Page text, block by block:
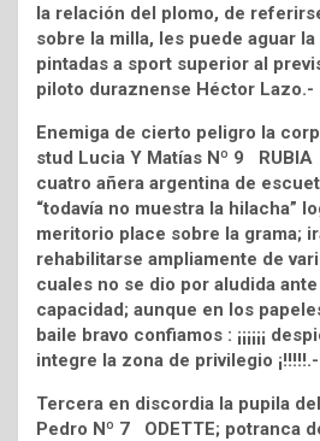
la relación del plomo, de
sobre la milla, les puede aguar
pintadas a sport superior al
piloto duraznense Héctor Lazo.-
Enemiga de cierto peligro la
stud Lucia Y Matías Nº 9
cuatro añera argentina de
“todavía no muestra la hilacha”
meritorio place sobre la grama;
rehabilitarse ampliamente de
cuales no se dio por aludida
capacidad; aunque en los
baile bravo confiamos : ¡¡¡¡¡¡
integre la zona de privilegio ¡!!!!!.-
Tercera en discordia la pupila
Pedro Nº 7 ODETTE; potranca